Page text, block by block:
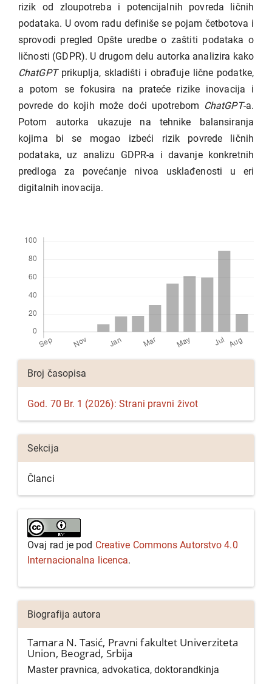
rizik od zloupotreba i potencijalnih povreda ličnih
podataka. U ovom radu definiše se pojam četbotova i
sprovodi pregled Opšte uredbe o zaštiti podataka o
ličnosti (GDPR). U drugom delu autorka analizira kako
ChatGPT prikuplja, skladišti i obrađuje lične podatke,
a potom se fokusira na prateće rizike inovacija i
povrede do kojih može doći upotrebom ChatGPT-a.
Potom autorka ukazuje na tehnike balansiranja
kojima bi se mogao izbeći rizik povrede ličnih
podataka, uz analizu GDPR-a i davanje konkretnih
predloga za povećanje nivoa usklađenosti u eri
digitalnih inovacija.
Detalji
članka
Broj časopisa
God. 70 Br. 1 (2026): Strani pravni život
Sekcija
Članci
Ovaj rad je pod Creative Commons Autorstvo 4.0
Internacionalna licenca.
Biografija autora
Tamara N. Tasić, Pravni fakultet Univerziteta
Union, Beograd, Srbija
Master pravnica, advokatica, doktorandkinja